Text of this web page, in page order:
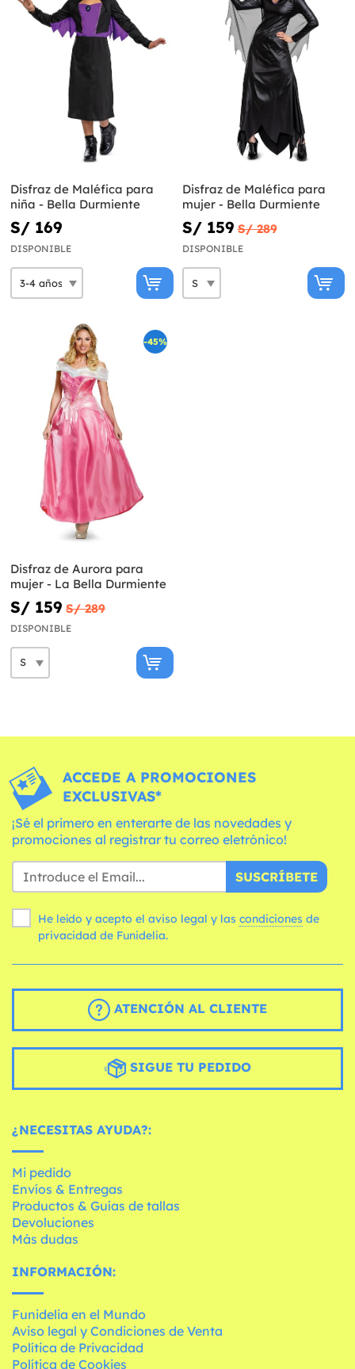
Disfraz de Maléfica para
niña - Bella Durmiente
S/ 169
DISPONIBLE
Disfraz de Maléfica para
mujer - Bella Durmiente
S/ 159 S/ 289
DISPONIBLE
-45%
Disfraz de Aurora para
mujer - La Bella Durmiente
S/ 159 S/ 289
DISPONIBLE
ACCEDE A PROMOCIONES
EXCLUSIVAS*
¡Sé el primero en enterarte de las novedades y
promociones al registrar tu correo eletrónico!
SUSCRÍBETE
He leído y acepto el aviso legal y las condiciones
privacidad de Funidelia.
ATENCIÓN AL CLIENTE
SIGUE TU PEDIDO
¿NECESITAS AYUDA?:
Mi pedido
Envíos & Entregas
Productos & Guías de tallas
Devoluciones
Más dudas
INFORMACIÓN:
Funidelia en el Mundo
Aviso legal y Condiciones de Venta
Política de Privacidad
Política de Cookies